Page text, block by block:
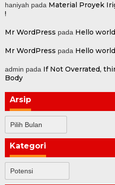
haniyah pada Material Proyek
!
Mr WordPress pada Hello
Mr WordPress pada Hello
admin pada If Not Overrated,
Body
Arsip
Kategori